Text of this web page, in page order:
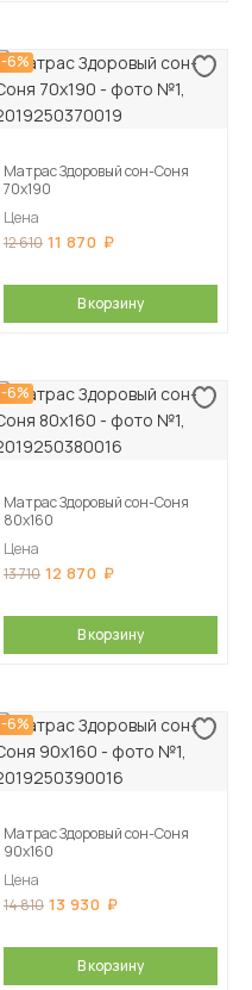
-6%
Матрас Здоровый сон-Соня
70х190
Цена
12 610 11 870
В корзину
-6%
Матрас Здоровый сон-Соня
80х160
Цена
13 710 12 870
В корзину
-6%
Матрас Здоровый сон-Соня
90х160
Цена
14 810 13 930
В корзину